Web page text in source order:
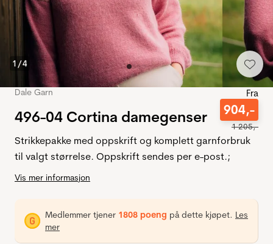
1 /4
Dale Garn
496-04 Cortina damegenser
Fra
904,-
1205,-
Strikkepakke med oppskrift og komplett garnforbruk
til valgt størrelse. Oppskrift sendes per e-post.;
Vis mer informasjon
Medlemmer tjener 1808 poeng på dette kjøpet. Les
mer